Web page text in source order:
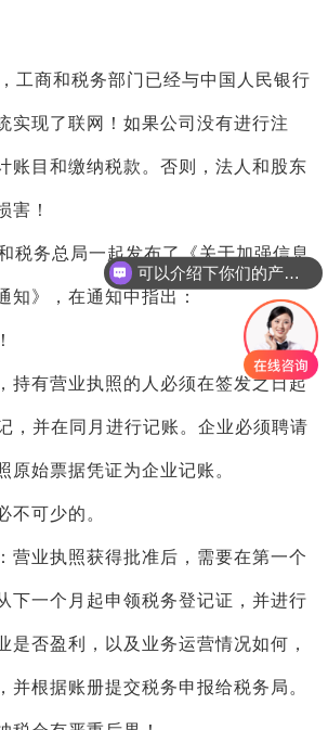
工商和税务部门已经与中国人民银行
实现了联网！如果公司没有进行注
账目和缴纳税款。否则，法人和股东
害！
税务总局一起发布了《关于加强信息
知》，在通知中指出：
持有营业执照的人必须在签发之日起
，并在同月进行记账。企业必须聘请
原始票据凭证为企业记账。
不可少的。
营业执照获得批准后，需要在第一个
下一个月起申领税务登记证，并进行
是否盈利，以及业务运营情况如何，
并根据账册提交税务申报给税务局。
可以介绍下你们的产品么